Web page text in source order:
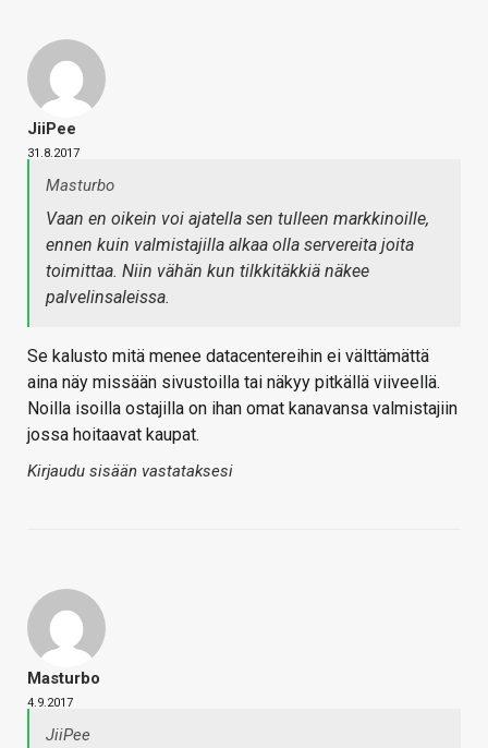
JiiPee
31.8.2017
Masturbo
Vaan en oikein voi ajatella sen tulleen markkinoille,
ennen kuin valmistajilla alkaa olla servereita joita
toimittaa. Niin vähän kun tilkkitäkkiä näkee
palvelinsaleissa.
Se kalusto mitä menee datacentereihin ei välttämättä
aina näy missään sivustoilla tai näkyy pitkällä viiveellä.
Noilla isoilla ostajilla on ihan omat kanavansa valmistajiin
jossa hoitaavat kaupat.
Kirjaudu sisään vastataksesi
Masturbo
4.9.2017
JiiPee